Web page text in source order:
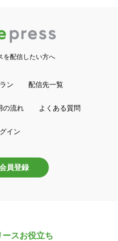
を配信したい方へ
ン 配信先一覧
の流れ よくある質問
イン
員登録
ースお役立ち